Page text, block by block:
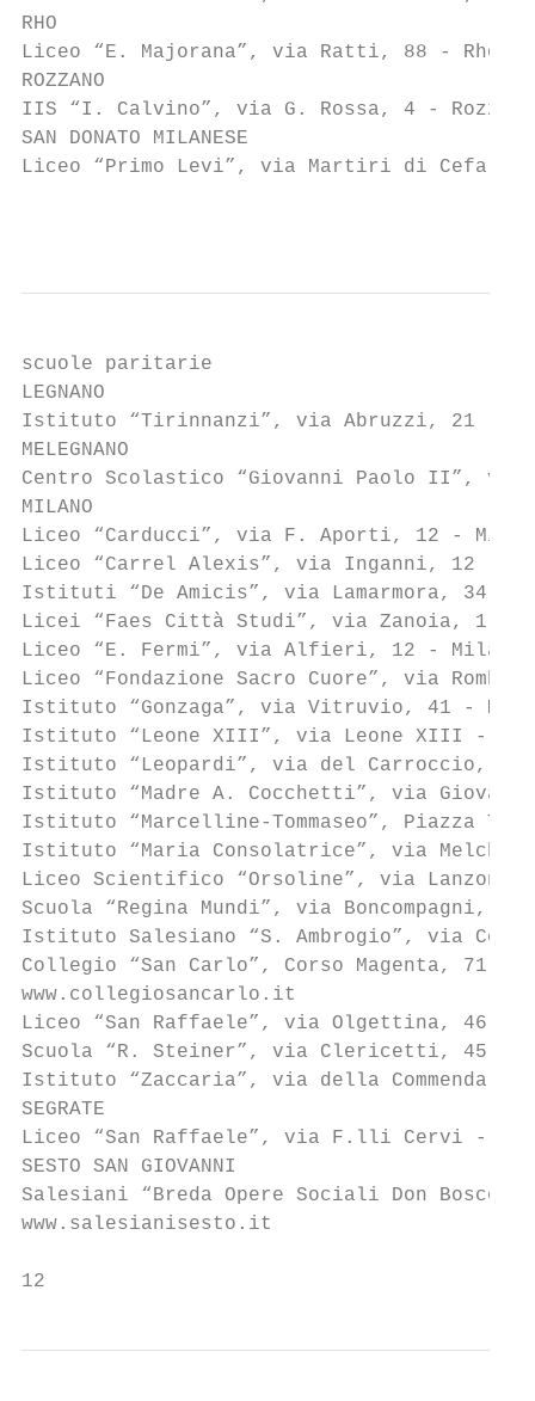
RHO
Liceo “E. Majorana”, via Ratti, 88 - Rho,
ROZZANO
IIS “I. Calvino”, via G. Rossa, 4 -
SAN DONATO MILANESE
Liceo “Primo Levi”, via Martiri di
scuole paritarie
LEGNANO
Istituto “Tirinnanzi”, via Abruzzi, 21 -
MELEGNANO
Centro Scolastico “Giovanni Paolo II”, via
MILANO
Liceo “Carducci”, via F. Aporti, 12 -
Liceo “Carrel Alexis”, via Inganni, 12 -
Istituti “De Amicis”, via Lamarmora, 34 -
Licei “Faes Città Studi”, via Zanoia, 1 -
Liceo “E. Fermi”, via Alfieri, 12 - Milano,
Liceo “Fondazione Sacro Cuore”, via
Istituto “Gonzaga”, via Vitruvio, 41 -
Istituto “Leone XIII”, via Leone XIII -
Istituto “Leopardi”, via del Carroccio, 9
Istituto “Madre A. Cocchetti”, via
Istituto “Marcelline-Tommaseo”, Piazza
Istituto “Maria Consolatrice”, via
Liceo Scientifico “Orsoline”, via
Scuola “Regina Mundi”, via
Istituto Salesiano “S. Ambrogio”, via
Collegio “San Carlo”, Corso Magenta, 71
www.collegiosancarlo.it
Liceo “San Raffaele”, via Olgettina, 46 -
Scuola “R. Steiner”, via Clericetti, 45 -
Istituto “Zaccaria”, via della Commenda,
SEGRATE
Liceo “San Raffaele”, via F.lli Cervi -
SESTO SAN GIOVANNI
Salesiani “Breda Opere Sociali Don
www.salesianisesto.it
12